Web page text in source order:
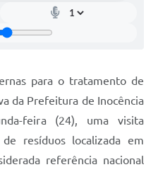
para o tratamento de
da Prefeitura de Inocência
feira (24), uma visita
resíduos localizada em
referência nacional